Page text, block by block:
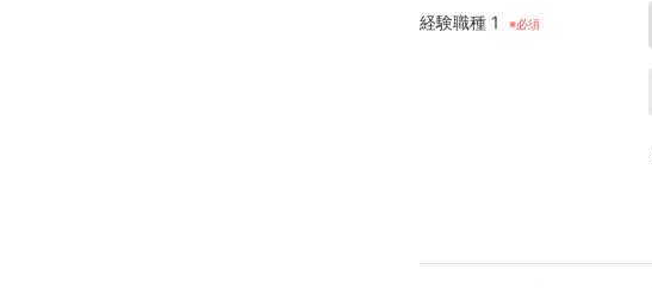
経験職種 1